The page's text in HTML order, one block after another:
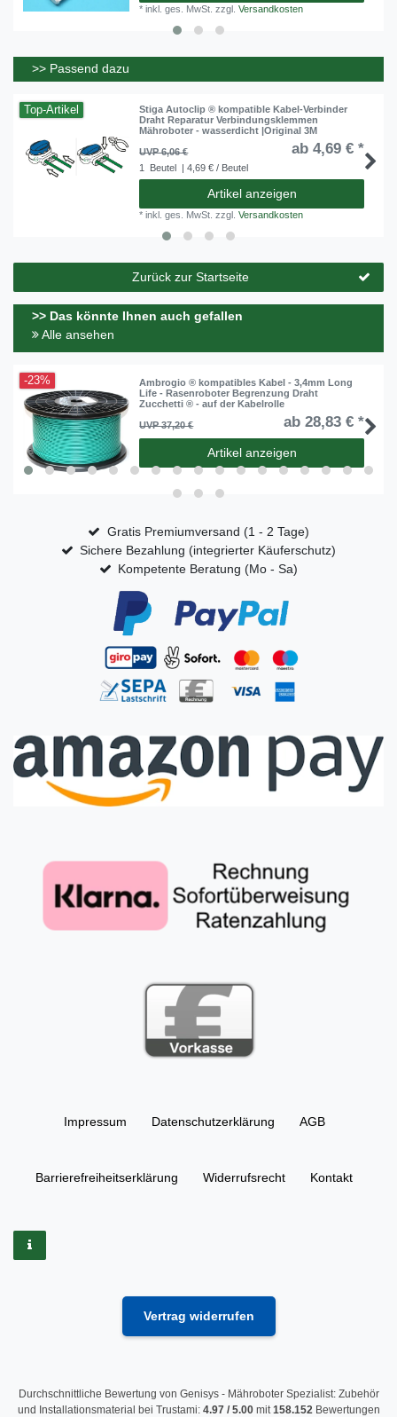
*inkl. ges. MwSt. zzgl.Versandkosten
>> Passend dazu
Top-Artikel
Stiga Autoclip ® kompatible Kabel-Verbinder
Draht Reparatur Verbindungsklemmen
Mähroboter - wasserdicht |Original 3M
UVP 6,06 €
ab 4,69 € *
1 Beutel | 4,69 € / Beutel
Artikel anzeigen
*inkl. ges. MwSt. zzgl.Versandkosten
Zurück zur Startseite
>> Das könnte Ihnen auch gefallen
Alle ansehen
-23%
Ambrogio ® kompatibles Kabel - 3,4mm Long
Life - Rasenroboter Begrenzung Draht
Zucchetti ® - auf der Kabelrolle
UVP 37,20 €
ab 28,83 € *
Artikel anzeigen
Gratis Premiumversand (1 - 2 Tage)
Sichere Bezahlung (integrierter Käuferschutz)
Kompetente Beratung (Mo - Sa)
Impressum Daten­schutz­erklärung AGB
Barrierefreiheitserklärung Widerrufs­recht Kontakt
Vertrag widerrufen
Durchschnittliche Bewertung von Genisys - Mähroboter Spezialist: Zubehör
und Installationsmaterial bei Trustami: 4.97/ 5.00mit158.152 Bewertungen